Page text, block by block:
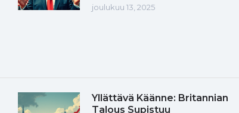
joulukuu 13, 2025
Yllättävä Käänne: Britannian
Talous Supistuu